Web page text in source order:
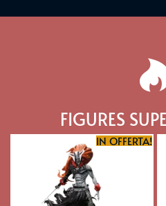
FIGURES
IN OFFERTA!